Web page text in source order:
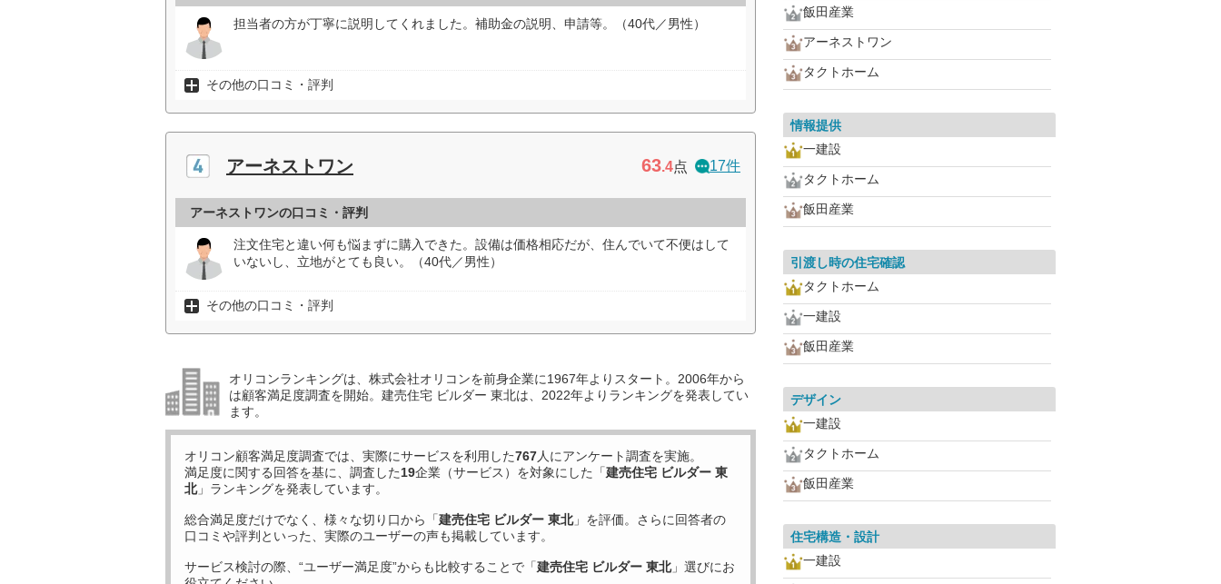
担当者の方が丁寧に説明してくれました。補助金の説明、申請等。（40代／男性）
その他の口コミ・評判
アーネストワン 63.4点 17件
アーネストワンの口コミ・評判
注文住宅と違い何も悩まずに購入できた。設備は価格相応だが、住んでいて不便はして
いないし、立地がとても良い。（40代／男性）
その他の口コミ・評判
オリコンランキングは、株式会社オリコンを前身企業に1967年よりスタート。2006年から
は顧客満足度調査を開始。建売住宅 ビルダー 東北は、2022年よりランキングを発表してい
ます。
オリコン顧客満足度調査では、実際にサービスを利用した767人にアンケート調査を実施。
満足度に関する回答を基に、調査した19企業（サービス）を対象にした「建売住宅 ビルダー 東
北」ランキングを発表しています。
総合満足度だけでなく、様々な切り口から「建売住宅 ビルダー 東北」を評価。さらに回答者の
口コミや評判といった、実際のユーザーの声も掲載しています。
サービス検討の際、“ユーザー満足度”からも比較することで「建売住宅 ビルダー 東北」選びにお
飯田産業
アーネストワン
タクトホーム
情報提供
一建設
タクトホーム
飯田産業
引渡し時の住宅確認
タクトホーム
一建設
飯田産業
デザイン
一建設
タクトホーム
飯田産業
住宅構造・設計
一建設